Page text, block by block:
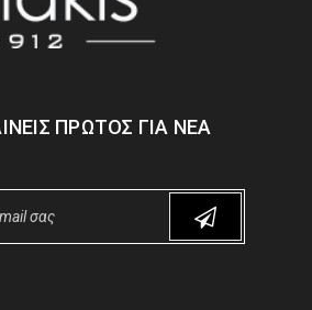
ΠΡΏΤΟΣ ΓΙΑ ΝΈΑ